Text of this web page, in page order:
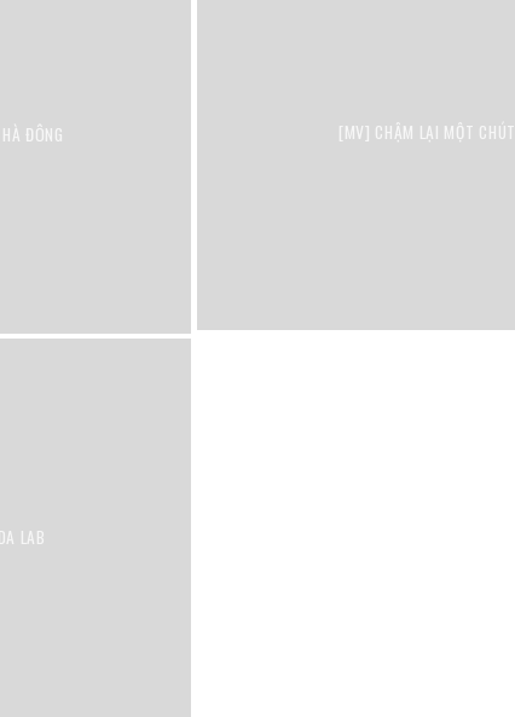
ĐÔNG
LAB
[MV] CHẬM LẠI MỘT